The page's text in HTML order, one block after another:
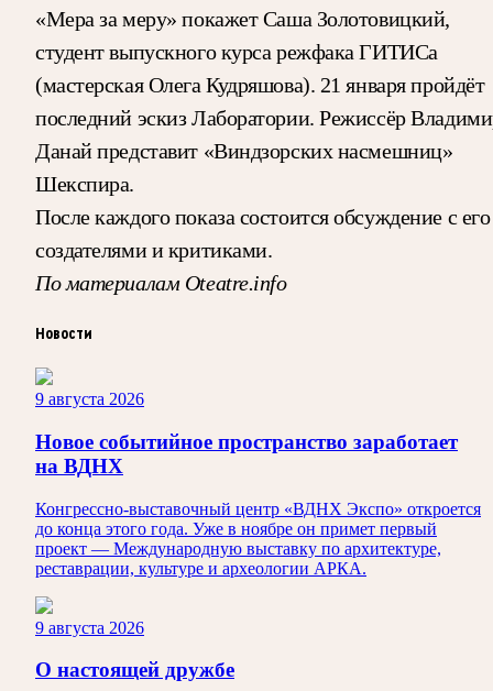
«Мера за меру» покажет Саша Золотовицкий,
студент выпускного курса режфака ГИТИСа
(мастерская Олега Кудряшова). 21 января пройдёт
последний эскиз Лаборатории. Режиссёр
Данай представит «Виндзорских насмешниц»
Шекспира.
После каждого показа состоится обсуждение с его
создателями и критиками.
По материалам Oteatre.info
Новости
9 августа 2026
Новое событийное пространство заработает
на ВДНХ
Конгрессно-выставочный центр «ВДНХ Экспо» откроется
до конца этого года. Уже в ноябре он примет первый
проект — Международную выставку по архитектуре,
реставрации, культуре и археологии АРКА.
9 августа 2026
О настоящей дружбе